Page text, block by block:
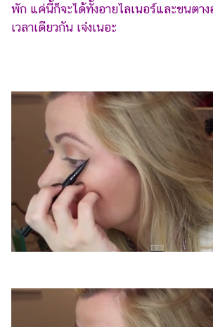
พัก แค่นี้ก็จะได้ทั้งอายไลเนอร์และขนตา
เวลาเดียวกัน เจ๋งเนอะ